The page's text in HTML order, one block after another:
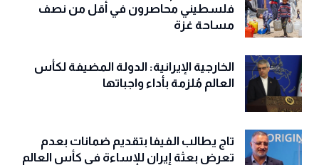
فلسطيني محاصرون في أقل من نصف
مساحة غزة
الخارجية الإيرانية: الدولة المضيفة لكأس
العالم مُلزمة بأداء واجباتها
تاج يطالب الفيفا بتقديم ضمانات بعدم
تعرض بعثة إيران للإساءة في كأس العالم